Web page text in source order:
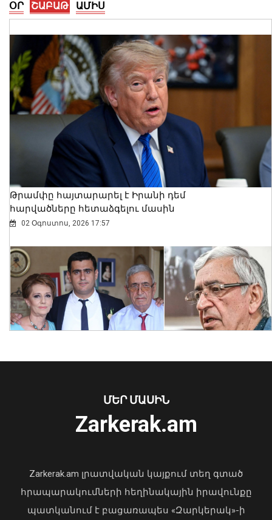
Ալեքսանդրա Քոուլը շարունակում է
բացահայտել Հայաստանը․ Մեծ
Բրիտանիայի դեսպանը հայերեն է
խոսում․ տեսանյութ
06 Օգոստոս, 2026 23:30
ՕՐ ՇԱԲԱԹ ԱՄԻՍ
Թրամփը հայտարարել է Իրանի դեմ
հարվածները հետաձգելու մասին
02 Օգոստոս, 2026 17:57
«Պարտվեցինք դաժան հիվանդության
04 Օգոստոս, 2026 19:12
ՄԵՐ ՄԱՍԻՆ
Zarkerak.am
Zarkerak.am լրատվական կայքում տեղ գտած
հրապարակումների հեղինակային իրավունքը
պատկանում է բացառապես «Զարկերակ»-ի